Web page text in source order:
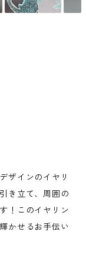
ザインのイヤリ
き立て、周囲の
！このイヤリン
かせるお手伝い